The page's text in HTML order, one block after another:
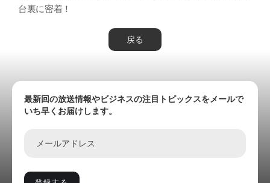
台裏に密着！
戻る
最新回の放送情報やビジネスの注目トピックスをメールで
いち早くお届けします。